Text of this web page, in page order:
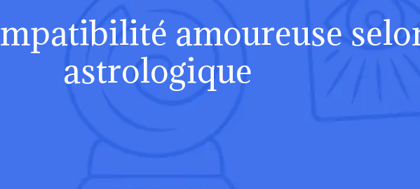
amoureuse
astrologique